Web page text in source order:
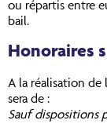
ou répartis entre
bail.
Honoraires
A la réalisation de
sera de :
Sauf dispositions